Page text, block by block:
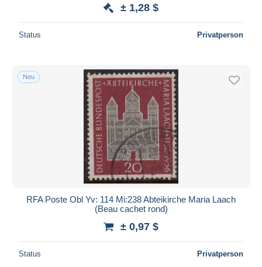
± 1,28 $
Status Privatperson
Neu
RFA Poste Obl Yv: 114 Mi:238 Abteikirche Maria Laach
(Beau cachet rond)
± 0,97 $
Status Privatperson